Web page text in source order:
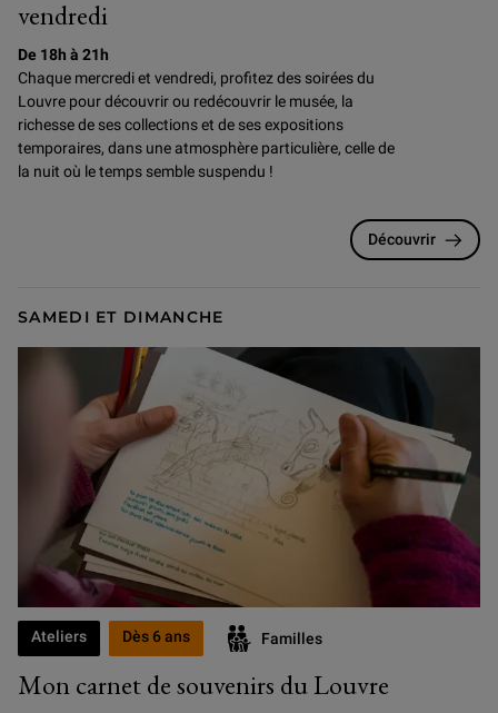
vendredi
De 18h à 21h
Chaque mercredi et vendredi, profitez des soirées du
Louvre pourdécouvrir ou redécouvrir le musée, la
richesse de ses collections et de ses expositions
temporaires, dans une atmosphère particulière, celle de
la nuit où le temps semble suspendu !
Découvrir
SAMEDI ET DIMANCHE
Mon carnet de souvenirs du Louvre
Ateliers Dès 6 ans Familles